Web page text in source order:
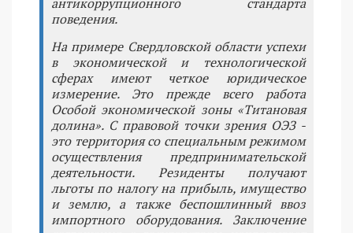
поведения.
На примере Свердловской области успехи
в экономической и технологической
сферах имеют четкое юридическое
измерение. Это прежде всего работа
Особой экономической зоны «Титановая
долина». С правовой точки зрения ОЭЗ -
это территория со специальным режимом
осуществления предпринимательской
деятельности. Резиденты получают
льготы по налогу на прибыль, имущество
и землю, а также беспошлинный ввоз
импортного оборудования. Заключение